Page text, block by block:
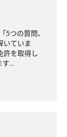
5つの質問、
いていま
許を取得し
...